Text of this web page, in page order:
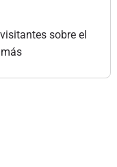
sobre el